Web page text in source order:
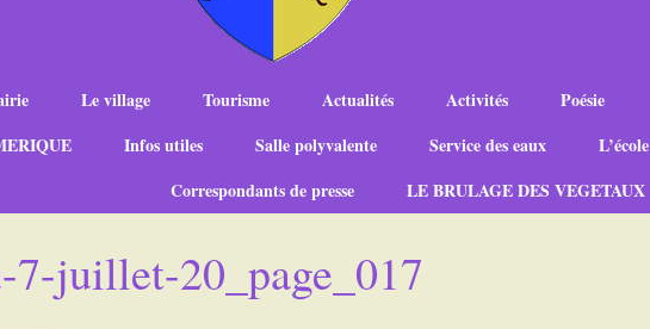
Le village Tourisme Actualités Activités Poésie
Infos utiles Salle polyvalente Service des eaux L’école
Correspondants de presse
LE BRULAGE DES VEGETAUX
juillet-20_page_017